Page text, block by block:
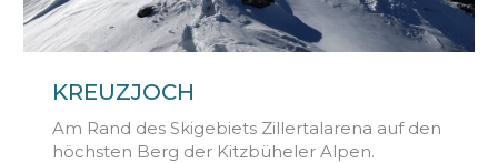
KREUZJOCH
Am Rand des Skigebiets Zillertalarena auf den
höchsten Berg der Kitzbüheler Alpen.